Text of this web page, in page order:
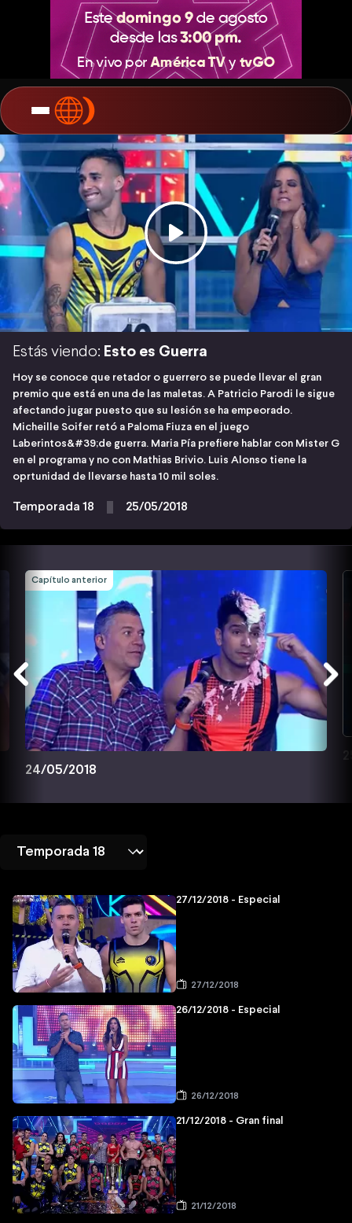
Estás viendo: Esto es Guerra
Hoy se conoce que retador o guerrero se puede llevar el gran
premio que está en una de las maletas. A Patricio Parodi le sigue
afectando jugar puesto que su lesión se ha empeorado.
Micheille Soifer retó a Paloma Fiuza en el juego
Laberintos&#39;de guerra. Maria Pía prefiere hablar con Mister G
en el programa y no con Mathias Brivio. Luis Alonso tiene la
oprtunidad de llevarse hasta 10 mil soles.
Temporada 18 25/05/2018
Capítulo anterior
24/05/2018
27/12/2018 - Especial
27/12/2018
26/12/2018 - Especial
26/12/2018
21/12/2018 - Gran final
21/12/2018